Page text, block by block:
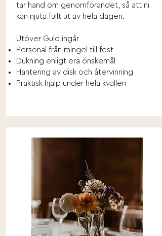
tar hand om genomförandet, så att ni
kan njuta fullt ut av hela dagen.
Utöver Guld ingår
Personal från mingel till fest
Dukning enligt era önskemål
Hantering av disk och återvinning
Praktisk hjälp under hela kvällen